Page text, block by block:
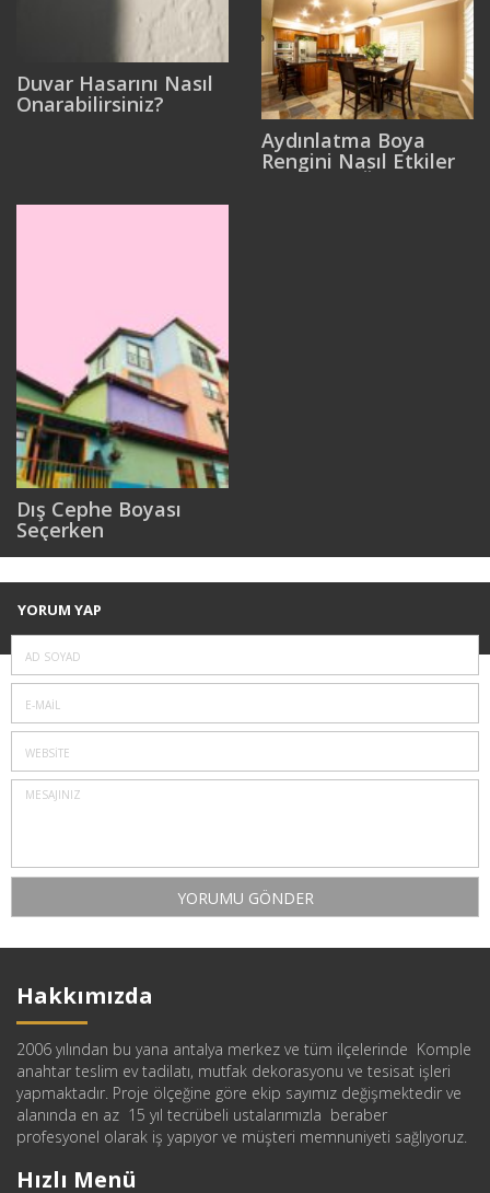
Duvar Hasarını Nasıl
Onarabilirsiniz?
Aydınlatma Boya
Rengini Nasıl Etkiler
Dış Cephe Boyası
Seçerken
Yapılmaması Gereken
YORUM YAP
Hakkımızda
2006 yılından bu yana antalya merkez ve tüm ilçelerinde Komple
anahtar teslim ev tadilatı, mutfak dekorasyonu ve tesisat işleri
yapmaktadır. Proje ölçeğine göre ekip sayımız değişmektedir ve
alanında en az 15 yıl tecrübeli ustalarımızla beraber
profesyonel olarak iş yapıyor ve müşteri memnuniyeti sağlıyoruz.
Hızlı Menü